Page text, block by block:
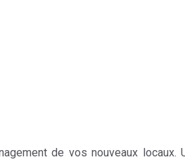
de vos nouveaux locaux.